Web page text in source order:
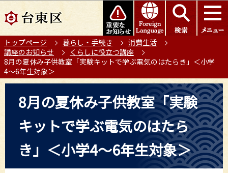
の
ー
ジ
の
先
このページの本文へ移動
トップページ 暮らし・手続き
消費生活
講座のお知らせ
くらしに役立つ講座
8月の夏休み子供教室「実験キットで学ぶ電気のはたらき」＜小学
4～6年生対象＞
8月の夏休み子供教室「実験
キットで学ぶ電気のはたら
き」＜小学4～6年生対象＞